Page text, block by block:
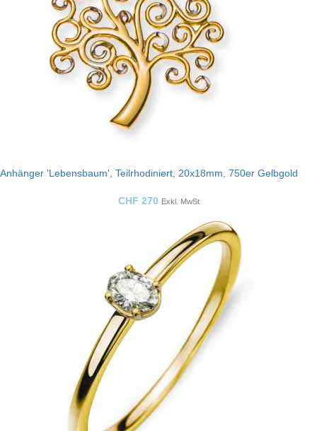
Anhänger 'Lebensbaum', Teilrhodiniert, 20x18mm, 750er Gelbgold
CHF 270 Exkl. MwSt